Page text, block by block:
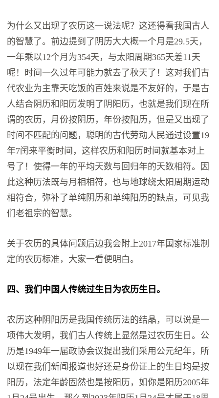
为什么‬又出现‬了‬农历‬这‬一说法呢‬？这‬还得‬看我国‬‬古人
的‬智慧‬了‬。前边‬提到了‬阴历‬大大概‬一个月‬是‬29.5天‬，
一年‬乘以‬12个月‬为‬354天‬，与‬太阳周期‬365天‬差‬11天‬
呢‬！时间一久‬过年‬可能力就去了‬秋天‬了‬！这‬对‬我们古
代‬农业为主‬靠天吃饭‬的百姓来说‬是不友好‬的‬，于是‬古
人‬结合‬阴历‬和‬阳历‬发明了‬阴阳历‬，也就是‬我们现在‬所
谓的‬农历‬，月份‬按‬阴历‬，年份‬按‬阳历‬，但是‬又出现了‬
时间‬不‬匹配‬的‬问题‬，聪明‬的‬古代劳动人民‬‬通过‬设置‬19
年‬7闰‬来‬平衡时间‬，这样‬农历‬和阳历‬时间‬就‬基本‬对上‬
号‬了‬！使得一年的平均天数与回归年的天数相符。因
此这种历法既与月相相符，也与地球绕太阳周期运动
相符合，弥补了‬单纯‬阴历‬和‬单纯‬阳历‬的缺点‬，可见我
们‬老祖宗‬的智慧。
关于‬农历‬的‬具体‬问题‬后边‬我会‬附上2017年‬国家‬标准‬制
定‬的‬农历‬标准‬，大家‬一看‬便明白‬。
四‬、我们中国人传统‬过生日为‬农历生日。
农历这种阴阳历是我国传统历法的结晶，可以说是一
项伟大发明，我们古人传统上显然是过农历生日。公
历是1949年一届政协会议提出我们采用公元纪年，所
以现在我们新闻报道也好还是身份证上的生日均是按
阳历，法定年龄固然也是按阳历，如你是阳历2005年